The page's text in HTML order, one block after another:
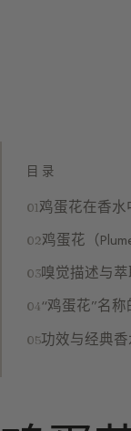
目录
鸡蛋花在香
鸡蛋花（
嗅觉描述与
“鸡蛋花”名
功效与经典